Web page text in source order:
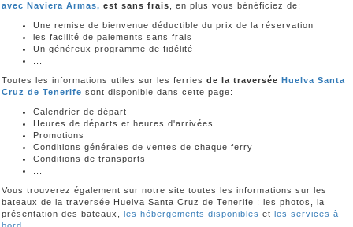
avec Naviera Armas, est sans frais , en plus vous bénéficiez de:
Une remise de bienvenue déductible du prix de la réservation
les facilité de paiements sans frais
Un généreux programme de fidélité
Toutes les informations utiles sur les ferries de la traversée Huelva Santa
Cruz de Tenerife sont disponible dans cette page:
Calendrier de départ
Heures de départs et heures d'arrivées
Promotions
Conditions générales de ventes de chaque ferry
Conditions de transports
Vous trouverez également sur notre site toutes les informations sur les
bateaux de la traversée Huelva Santa Cruz de Tenerife : les photos, la
présentation des bateaux, les hébergements disponibles et les services à